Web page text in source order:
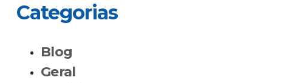
Categorias
Blog
Geral